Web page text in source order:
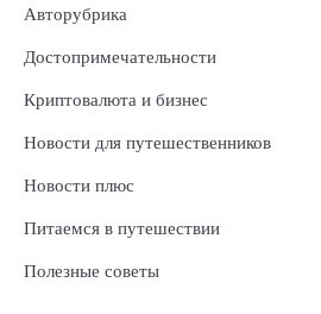
Авторубрика
Достопримечательности
Криптовалюта и бизнес
Новости для путешественников
Новости плюс
Питаемся в путешествии
Полезные советы